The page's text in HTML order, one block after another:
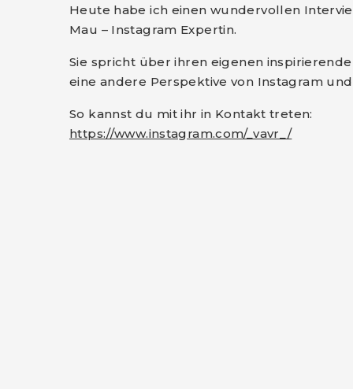
Heute habe ich einen wundervollen
Mau – Instagram Expertin.
Sie spricht über ihren eigenen
eine andere Perspektive von Instagram und
So kannst du mit ihr in Kontakt treten:
https://www.instagram.com/_vavr_/